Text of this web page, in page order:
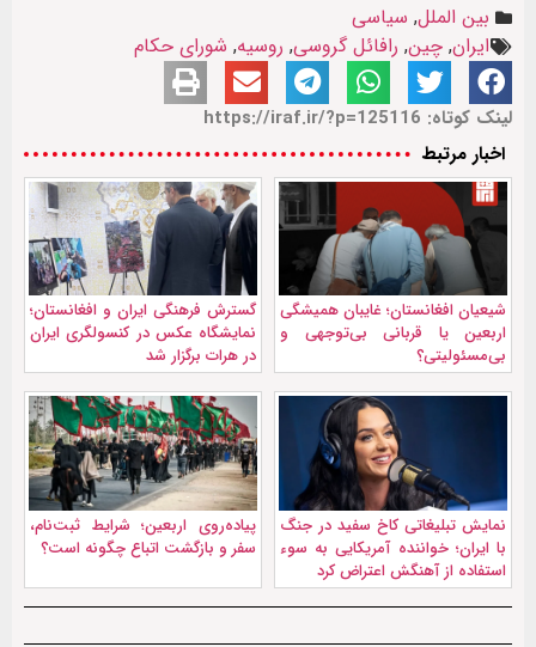
بین الملل, سیاسی
ایران, چین, رافائل گروسی, روسیه, شورای حکام
لینک کوتاه: https://iraf.ir/?p=125116
اخبار مرتبط
شیعیان افغانستان؛ غایبان همیشگی
اربعین یا قربانی بی‌توجهی و
بی‌مسئولیتی؟
گسترش فرهنگی ایران و افغانستان؛
نمایشگاه عکس در کنسولگری ایران
در هرات برگزار شد
نمايش تبليغاتی کاخ سفید در جنگ
با ایران؛ خواننده آمریکایی به سوء
استفاده از آهنگش اعتراض کرد
پیاده‌روی اربعین؛ شرایط ثبت‌نام،
سفر و بازگشت اتباع چگونه است؟